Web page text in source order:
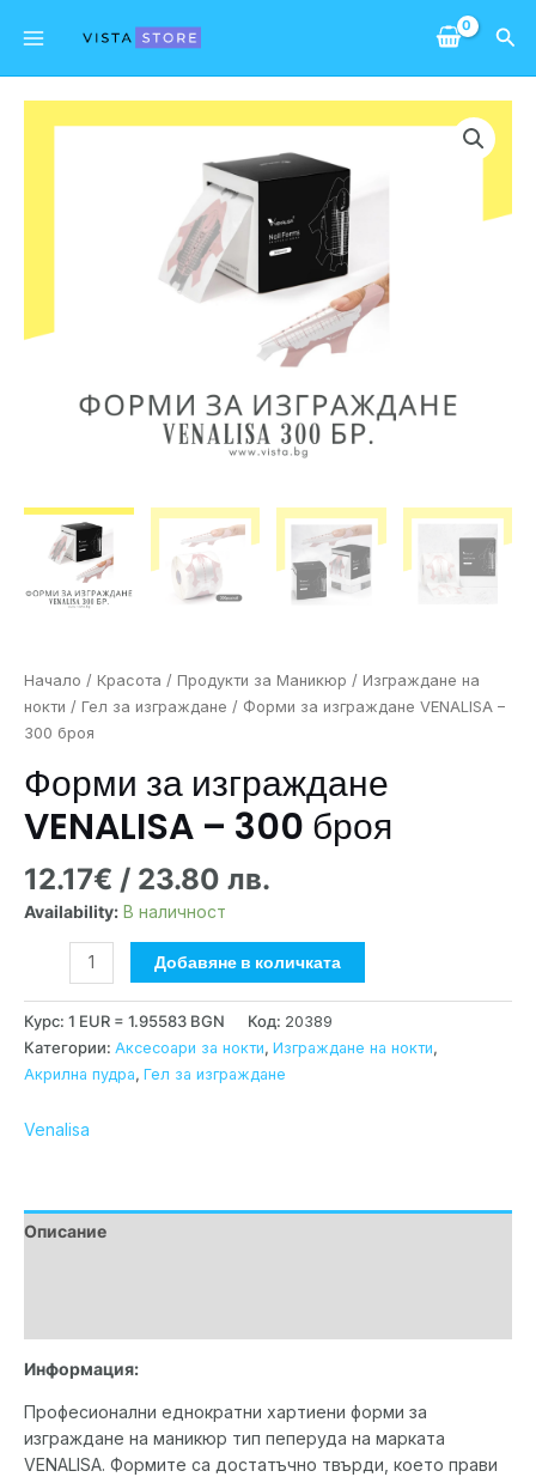
Начало / Красота / Продукти за Маникюр / Изграждане на
нокти / Гел за изграждане / Форми за изграждане VENALISA –
300 броя
Форми за изграждане
VENALISA – 300 броя
12.17€ / 23.80 лв.
Availability: В наличност
Добавяне в количката
Курс: 1 EUR = 1.95583 BGN Код: 20389
Категории: Аксесоари за нокти, Изграждане на нокти,
Акрилна пудра, Гел за изграждане
Venalisa
Описание
Информация:
Професионални еднократни хартиени форми за
изграждане на маникюр тип пеперуда на марката
VENALISA. Формите са достатъчно твърди, което прави